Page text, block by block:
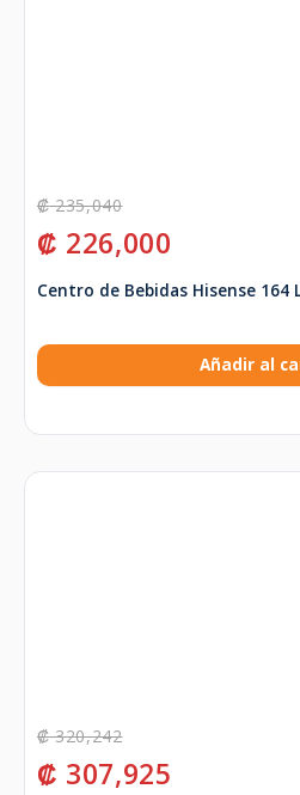
₡235,040
₡ 226,000
Centro de Bebidas Hisense 164
Añadir al
₡320,242
₡ 307,925